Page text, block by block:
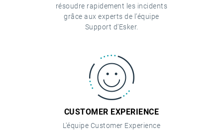
résoudre rapidement les incidents
grâce aux experts de l’équipe
Support d'Esker.
CUSTOMER EXPERIENCE
L'équipe Customer Experience